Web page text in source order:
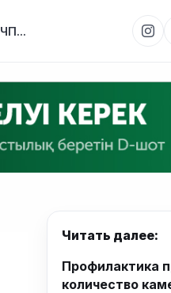
ЧП...
Читать далее:
Профилактика
количество